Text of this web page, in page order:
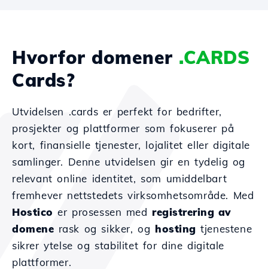
Hvorfor domener .CARDS
Cards?
Utvidelsen .cards er perfekt for bedrifter,
prosjekter og plattformer som fokuserer på
kort, finansielle tjenester, lojalitet eller digitale
samlinger. Denne utvidelsen gir en tydelig og
relevant online identitet, som umiddelbart
fremhever nettstedets virksomhetsområde. Med
Hostico er prosessen medregistrering av
domene rask og sikker, og hosting tjenestene
sikrer ytelse og stabilitet for dine digitale
plattformer.